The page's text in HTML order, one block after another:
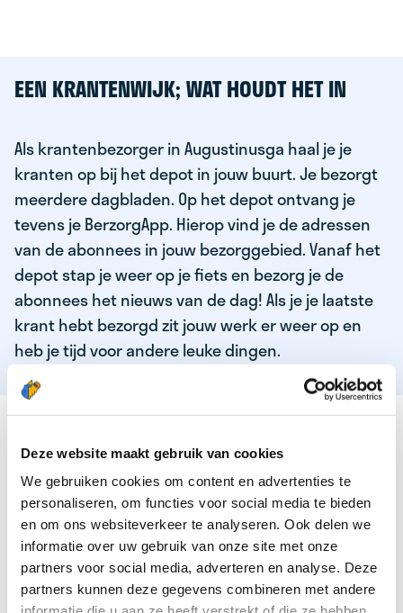
Deze website maakt gebruik van cookies
We gebruiken cookies om content en advertenties te
personaliseren, om functies voor social media te bieden
en om ons websiteverkeer te analyseren. Ook delen we
informatie over uw gebruik van onze site met onze
partners voor social media, adverteren en analyse. Deze
partners kunnen deze gegevens combineren met andere
EEN KRANTENWIJK; WAT HOUDT HET IN
Als krantenbezorger in Augustinusga haal je je
kranten op bij het depot in jouw buurt. Je bezorgt
meerdere dagbladen. Op het depot ontvang je
tevens je BerzorgApp. Hierop vind je de adressen
van de abonnees in jouw bezorggebied. Vanaf het
depot stap je weer op je fiets en bezorg je de
abonnees het nieuws van de dag! Als je je laatste
krant hebt bezorgd zit jouw werk er weer op en
heb je tijd voor andere leuke dingen.
DEZE KWALITEITEN HEEFT ONZE TOP
KRANTENBEZORGER
Je bent verantwoordelijk en zelfstandig
Je houdt van lekker bewegen in de frisse lucht
Je houdt vooral van fijn werk dat lekker bijverdient!
Je wordt blij van het bezorgen van het laatste nieuws